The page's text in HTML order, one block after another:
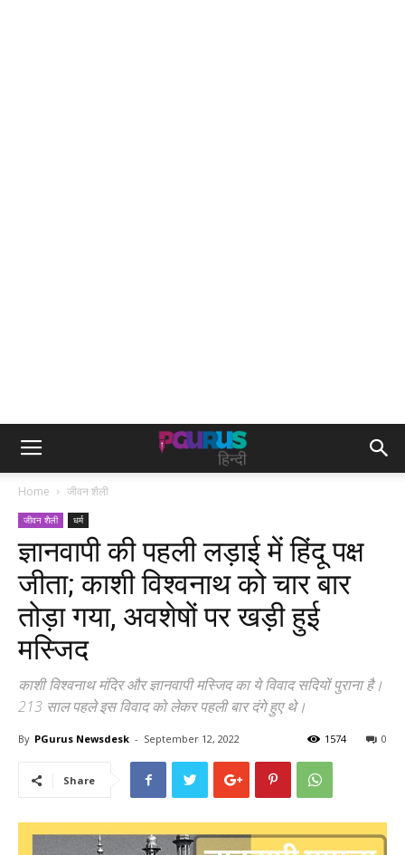
Home जीवन शैली
जीवन शैली धर्म
ज्ञानवापी की पहली लड़ाई में हिंदू पक्ष
जीता; काशी विश्वनाथ को चार बार
तोड़ा गया, अवशेषों पर खड़ी हुई
मस्जिद
काशी विश्वनाथ मंदिर और ज्ञानवापी मस्जिद का ये विवाद सदियों पुराना है।
213 साल पहले इस विवाद को लेकर पहली बार दंगे हुए थे।
By PGurus Newsdesk - September 12, 2022 0
1574
Share